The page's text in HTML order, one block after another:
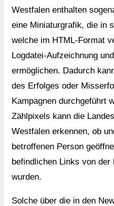
Westfalen enthalten
eine Miniaturgrafik, die in
welche im HTML-Format
Logdatei-Aufzeichnung
ermöglichen. Dadurch
des Erfolges oder
Kampagnen durchgeführt
Zählpixels kann die
Westfalen erkennen, ob
betroffenen Person
befindlichen Links von
wurden.
Solche über die in den